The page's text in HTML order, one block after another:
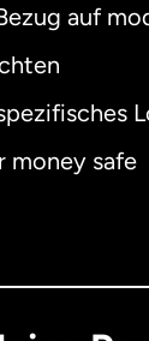
auf
money safe